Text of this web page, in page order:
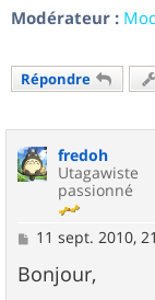
Modérateur :
Répondre
fredoh
Utagawiste
passionné
M
s
s
11 sept. 2010,
Bonjour,